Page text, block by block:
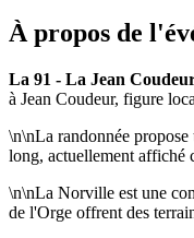
À propos de
La 91 - La Jean
à Jean Coudeur, figure
\n\nLa randonnée propose
long, actuellement affiché
\n\nLa Norville est une
de l'Orge offrent des